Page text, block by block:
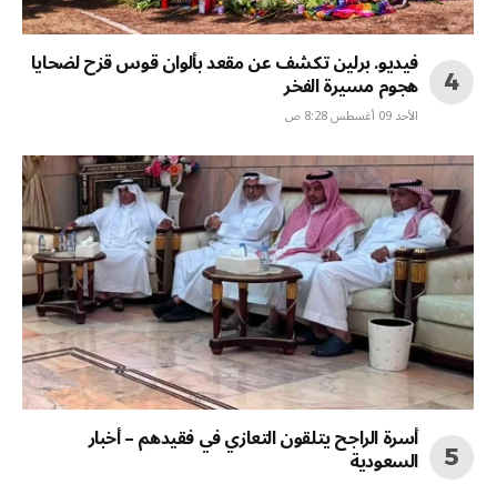
فيديو. برلين تكشف عن مقعد بألوان قوس قزح لضحايا
هجوم مسيرة الفخر
الأحد 09 أغسطس 8:28 ص
أسرة الراجح يتلقون التعازي في فقيدهم – أخبار
السعودية